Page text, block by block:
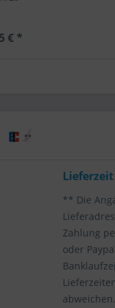
€ *
** Die
Zahlung
oder